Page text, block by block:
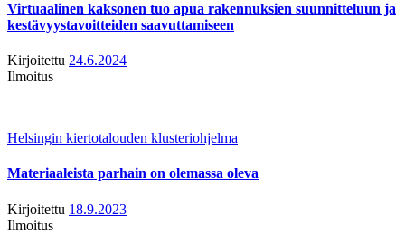
Virtuaalinen kaksonen tuo apua rakennuksien suunnitteluun ja
kestävyystavoitteiden saavuttamiseen
Kirjoitettu 24.6.2024
Ilmoitus
Helsingin kiertotalouden klusteriohjelma
Materiaaleista parhain on olemassa oleva
Kirjoitettu 18.9.2023
Ilmoitus